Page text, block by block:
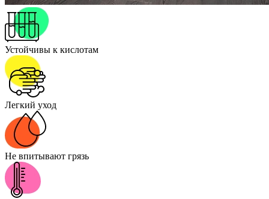
Устойчивы к кислотам
Легкий уход
Не впитывают грязь